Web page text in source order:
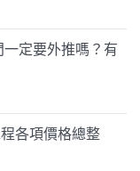
定要外推嗎？有
各項價格總整